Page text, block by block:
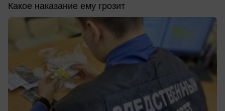
Какое наказание ему грозит